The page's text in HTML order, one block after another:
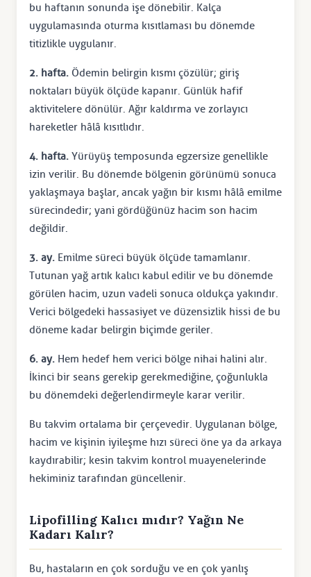
bu haftanın sonunda işe dönebilir. Kalça
uygulamasında oturma kısıtlaması bu dönemde
titizlikle uygulanır.
2. hafta. Ödemin belirgin kısmı çözülür; giriş
noktaları büyük ölçüde kapanır. Günlük hafif
aktivitelere dönülür. Ağır kaldırma ve zorlayıcı
hareketler hâlâ kısıtlıdır.
4. hafta. Yürüyüş temposunda egzersize genellikle
izin verilir. Bu dönemde bölgenin görünümü sonuca
yaklaşmaya başlar, ancak yağın bir kısmı hâlâ emilme
sürecindedir; yani gördüğünüz hacim son hacim
değildir.
3. ay. Emilme süreci büyük ölçüde tamamlanır.
Tutunan yağ artık kalıcı kabul edilir ve bu dönemde
görülen hacim, uzun vadeli sonuca oldukça yakındır.
Verici bölgedeki hassasiyet ve düzensizlik hissi de bu
döneme kadar belirgin biçimde geriler.
6. ay. Hem hedef hem verici bölge nihai halini alır.
İkinci bir seans gerekip gerekmediğine, çoğunlukla
bu dönemdeki değerlendirmeyle karar verilir.
Bu takvim ortalama bir çerçevedir. Uygulanan bölge,
hacim ve kişinin iyileşme hızı süreci öne ya da arkaya
kaydırabilir; kesin takvim kontrol muayenelerinde
hekiminiz tarafından güncellenir.
Lipofilling Kalıcı mıdır? Yağın Ne
Kadarı Kalır?
Bu, hastaların en çok sorduğu ve en çok yanlış